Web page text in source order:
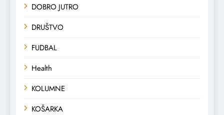
DOBRO JUTRO
DRUŠTVO
FUDBAL
Health
KOLUMNE
KOŠARKA